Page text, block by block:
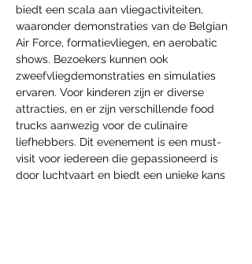
biedt een scala aan vliegactiviteiten,
waaronder demonstraties van de Belgian
Air Force, formatievliegen, en aerobatic
shows. Bezoekers kunnen ook
zweefvliegdemonstraties en simulaties
ervaren. Voor kinderen zijn er diverse
attracties, en er zijn verschillende food
trucks aanwezig voor de culinaire
liefhebbers. Dit evenement is een must-
visit voor iedereen die gepassioneerd is
door luchtvaart en biedt een unieke kans